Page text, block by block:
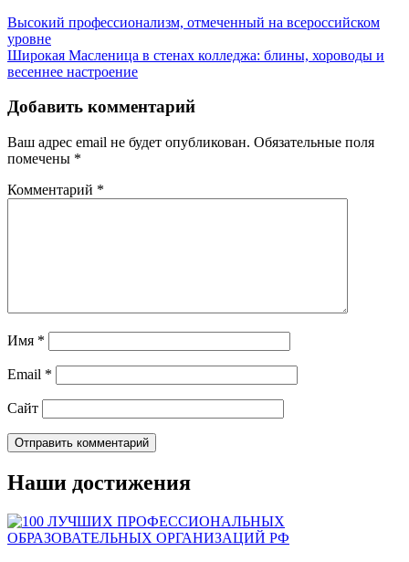
Высокий профессионализм, отмеченный на всероссийском
уровне
Широкая Масленица в стенах колледжа: блины, хороводы и
весеннее настроение
Добавить комментарий
Ваш адрес email не будет опубликован. Обязательные поля
помечены *
Комментарий *
Имя *
Email *
Сайт
Наши достижения